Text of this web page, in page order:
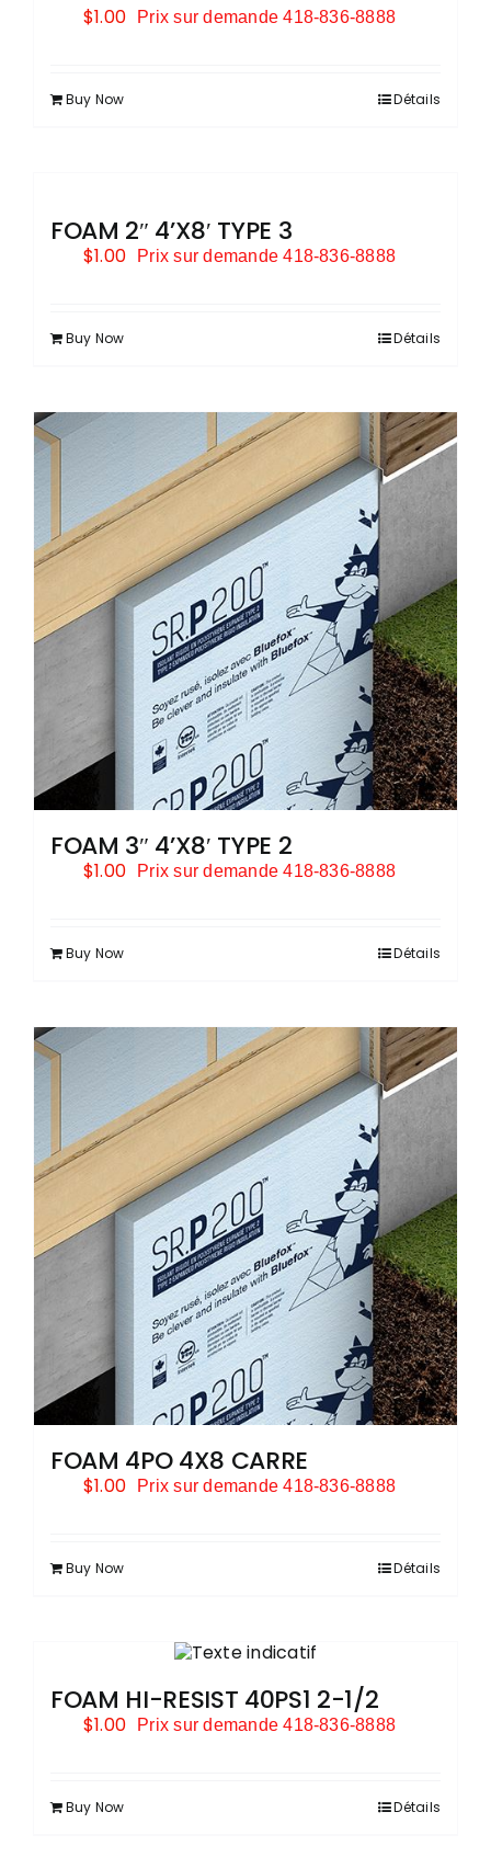
$1.00 Prix sur demande 418-836-8888
Buy Now Détails
FOAM 2″ 4’X8′ TYPE 3
$1.00 Prix sur demande 418-836-8888
Buy Now Détails
FOAM 3″ 4’X8′ TYPE 2
$1.00 Prix sur demande 418-836-8888
Buy Now Détails
FOAM 4PO 4X8 CARRE
$1.00 Prix sur demande 418-836-8888
Buy Now Détails
FOAM HI-RESIST 40PS1 2-1/2
$1.00 Prix sur demande 418-836-8888
Buy Now Détails